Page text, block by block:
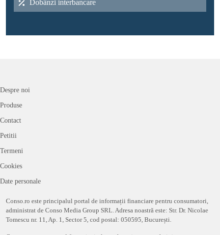
Dobânzi interbancare
Despre noi
Produse
Contact
Petitii
Termeni
Cookies
Date personale
Conso.ro este principalul portal de informații financiare pentru consumatori,
administrat de Conso Media Group SRL. Adresa noastră este: Str. Dr. Nicolae
Tomescu nr. 11, Ap. 1, Sector 5, cod postal: 050595, București.